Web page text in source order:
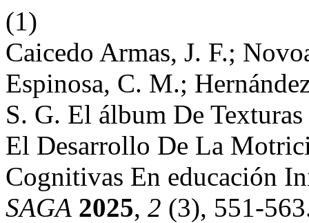
(1)
Caicedo Armas, J. F.;
Espinosa, C. M.;
S. G. El álbum De
El Desarrollo De La
Cognitivas En educación
SAGA 2025, 2 (3), 551-